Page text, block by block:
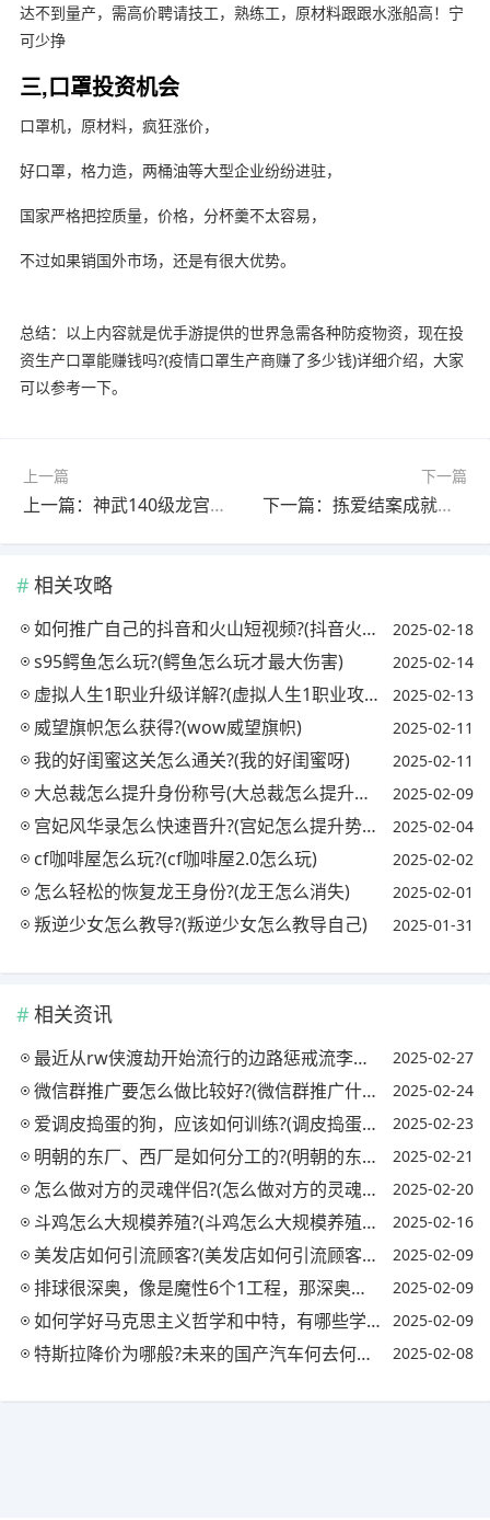
达不到量产，需高价聘请技工，熟练工，原材料跟跟水涨船高！宁
可少挣
三,口罩投资机会
口罩机，原材料，疯狂涨价，
好口罩，格力造，两桶油等大型企业纷纷进驻，
国家严格把控质量，价格，分杯羹不太容易，
不过如果销国外市场，还是有很大优势。
总结：以上内容就是优手游提供的世界急需各种防疫物资，现在投
资生产口罩能赚钱吗?(疫情口罩生产商赚了多少钱)详细介绍，大家
可以参考一下。
上一篇
上一篇：神武140级龙宫魔王和其他门派好玩么?(神武140龙宫还是魔王)
下一篇
下一篇：拣爱结案成就怎么获得?(拣爱全成就攻略)
相关攻略
如何推广自己的抖音和火山短视频?(抖音火山版怎么推广) 2025-02-18
s95鳄鱼怎么玩?(鳄鱼怎么玩才最大伤害) 2025-02-14
虚拟人生1职业升级详解?(虚拟人生1职业攻略) 2025-02-13
威望旗帜怎么获得?(wow威望旗帜) 2025-02-11
我的好闺蜜这关怎么通关?(我的好闺蜜呀) 2025-02-11
大总裁怎么提升身份称号(大总裁怎么提升身份称号呢) 2025-02-09
宫妃风华录怎么快速晋升?(宫妃怎么提升势力) 2025-02-04
cf咖啡屋怎么玩?(cf咖啡屋2.0怎么玩) 2025-02-02
怎么轻松的恢复龙王身份?(龙王怎么消失) 2025-02-01
叛逆少女怎么教导?(叛逆少女怎么教导自己) 2025-01-31
相关资讯
最近从rw侠渡劫开始流行的边路惩戒流李信，有什么特点?(怎么打惩戒流李信) 2025-02-27
微信群推广要怎么做比较好?(微信群推广什么赚钱) 2025-02-24
爱调皮捣蛋的狗，应该如何训练?(调皮捣蛋的狗狗) 2025-02-23
明朝的东厂、西厂是如何分工的?(明朝的东厂和西厂是什么机构) 2025-02-21
怎么做对方的灵魂伴侣?(怎么做对方的灵魂伴侣视频) 2025-02-20
斗鸡怎么大规模养殖?(斗鸡怎么大规模养殖视频) 2025-02-16
美发店如何引流顾客?(美发店如何引流顾客注意) 2025-02-09
排球很深奥，像是魔性6个1工程，那深奥在哪呢，中国女排要在哪些方面加强和提高? 2025-02-09
如何学好马克思主义哲学和中特，有哪些学习方法和一些书籍推荐吗? 2025-02-09
特斯拉降价为哪般?未来的国产汽车何去何从?(国产特斯拉汽车频繁降价,目前价位已经) 2025-02-08